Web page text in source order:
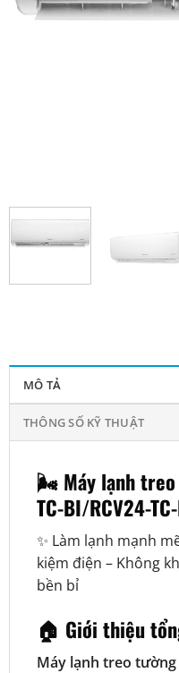
MÔ TẢ
THÔNG SỐ KỸ THUẬT
🌬️ Máy lạnh treo
TC-BI/RCV24-
✨ Làm lạnh mạnh
kiệm điện – Không
bền bỉ
🏠 Giới thiệu
Máy lạnh treo tường